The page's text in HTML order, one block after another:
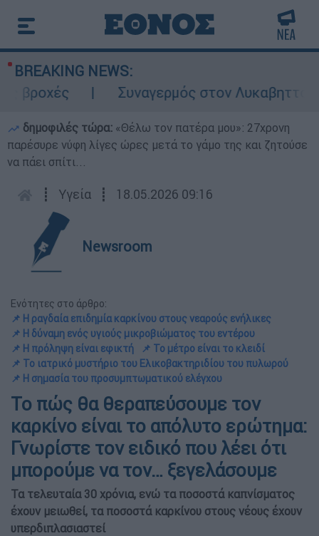
BREAKING NEWS:
Συναγερμός στον Λυκαβηττό: Σορός
δημοφιλές τώρα: «Θέλω τον πατέρα μου»: 27χρονη
παρέσυρε νύφη λίγες ώρες μετά το γάμο της και ζητούσε
να πάει σπίτι...
┋ Υγεία ┋ 18.05.2026 09:16
Newsroom
Ενότητες στο άρθρο:
📌 Η ραγδαία επιδημία καρκίνου στους νεαρούς ενήλικες
📌 Η δύναμη ενός υγιούς μικροβιώματος του εντέρου
📌 Η πρόληψη είναι εφικτή
📌 Το μέτρο είναι το κλειδί
📌 Το ιατρικό μυστήριο του Ελικοβακτηριδίου του πυλωρού
📌 Η σημασία του προσυμπτωματικού ελέγχου
Το πώς θα θεραπεύσουμε τον
καρκίνο είναι το απόλυτο ερώτημα:
Γνωρίστε τον ειδικό που λέει ότι
μπορούμε να τον… ξεγελάσουμε
Τα τελευταία 30 χρόνια, ενώ τα ποσοστά καπνίσματος
έχουν μειωθεί, τα ποσοστά καρκίνου στους νέους έχουν
υπερδιπλασιαστεί